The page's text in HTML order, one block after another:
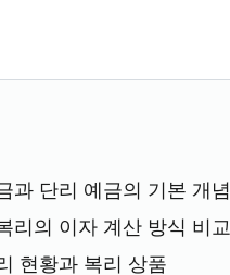
과 단리 예금의 기본 개념
리의 이자 계산 방식 비교
현황과 복리 상품